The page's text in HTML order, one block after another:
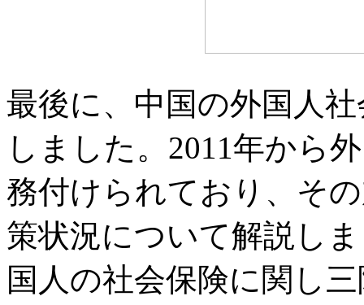
最後に、中国の外国人
しました。2011年から
務付けられており、そ
策状況について解説し
国人の社会保険に関し